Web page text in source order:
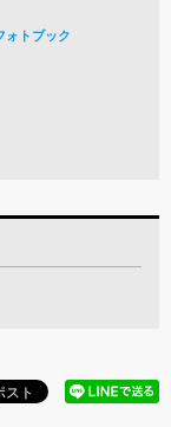
ォトブック